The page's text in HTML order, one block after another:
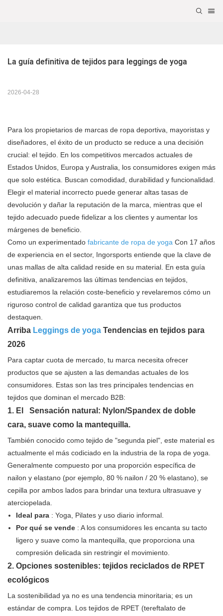
La guía definitiva de tejidos para leggings de yoga
2026-04-28
Para los propietarios de marcas de ropa deportiva, mayoristas y
diseñadores, el éxito de un producto se reduce a una decisión
crucial: el tejido. En los competitivos mercados actuales de
Estados Unidos, Europa y Australia, los consumidores exigen más
que solo estética. Buscan comodidad, durabilidad y funcionalidad.
Elegir el material incorrecto puede generar altas tasas de
devolución y dañar la reputación de la marca, mientras que el
tejido adecuado puede fidelizar a los clientes y aumentar los
márgenes de beneficio.
Como un experimentado fabricante de ropa de yoga Con 17 años
de experiencia en el sector, Ingorsports entiende que la clave de
unas mallas de alta calidad reside en su material. En esta guía
definitiva, analizaremos las últimas tendencias en tejidos,
estudiaremos la relación coste-beneficio y revelaremos cómo un
riguroso control de calidad garantiza que tus productos
destaquen.
Arriba Leggings de yoga Tendencias en tejidos para
2026
Para captar cuota de mercado, tu marca necesita ofrecer
productos que se ajusten a las demandas actuales de los
consumidores. Estas son las tres principales tendencias en
tejidos que dominan el mercado B2B:
1. El
Sensación natural: Nylon/Spandex de doble
cara, suave como la mantequilla.
También conocido como tejido de "segunda piel", este material es
actualmente el más codiciado en la industria de la ropa de yoga.
Generalmente compuesto por una proporción específica de
nailon y elastano (por ejemplo, 80 % nailon / 20 % elastano), se
cepilla por ambos lados para brindar una textura ultrasuave y
aterciopelada.
Ideal para: Yoga, Pilates y uso diario informal.
Por qué se vende: A los consumidores les encanta su tacto
ligero y suave como la mantequilla, que proporciona una
compresión delicada sin restringir el movimiento.
2. Opciones sostenibles: tejidos reciclados de RPET
ecológicos
La sostenibilidad ya no es una tendencia minoritaria; es un
estándar de compra. Los tejidos de RPET (tereftalato de